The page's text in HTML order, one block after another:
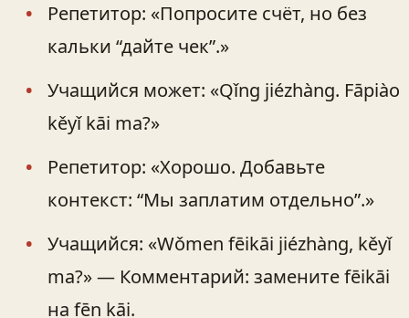
Репетитор: «Попросите счёт, но без
кальки “дайте чек”.»
Учащийся может: «Qǐng jiézhàng. Fāpiào
kěyǐ kāi ma?»
Репетитор: «Хорошо. Добавьте
контекст: “Мы заплатим отдельно”.»
Учащийся: «Wǒmen fēikāi jiézhàng, kěyǐ
ma?» — Комментарий: замените fēikāi
на fēn kāi.